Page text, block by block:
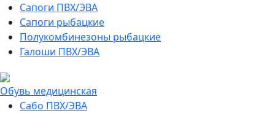
Сапоги ПВХ/ЭВА
Сапоги рыбацкие
Полукомбинезоны рыбацкие
Галоши ПВХ/ЭВА
Обувь медицинская
Сабо ПВХ/ЭВА